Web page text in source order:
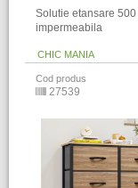
Solutie etansare
impermeabila
CHIC MANIA
Cod produs
27539